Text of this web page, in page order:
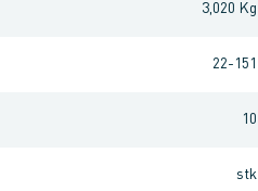
3,020 Kg
22-151
10
stk